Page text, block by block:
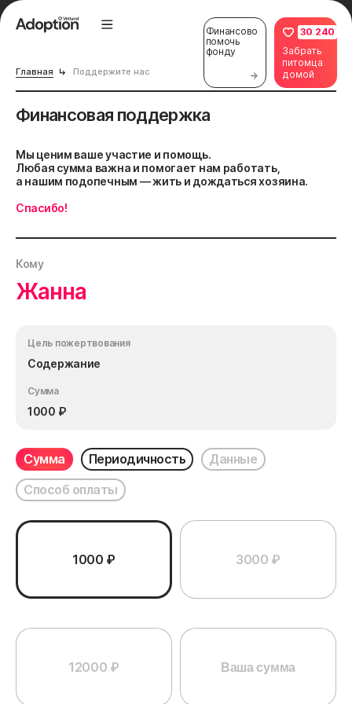
Финансово
помочь
фонду
30 240
Забрать
питомца
домой
Главная Поддержите нас
Финансовая поддержка
Мы ценим ваше участие и помощь.
Любая сумма важна и помогает нам работать,
а нашим подопечным — жить и дождаться хозяина.
Спасибо!
Кому
Жанна
Цель пожертвования
Содержание
Сумма
1000 ₽
Сумма Периодичность
Данные
Способ оплаты
1000 ₽ 3000 ₽
12000 ₽